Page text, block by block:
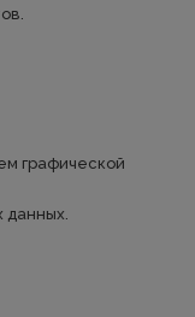
графической
данных.